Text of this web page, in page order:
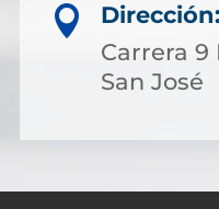

Dirección:
Carrera 9
San José